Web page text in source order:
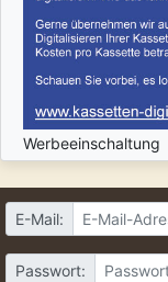
Werbeeinschaltung
E-Mail:
Passwort: